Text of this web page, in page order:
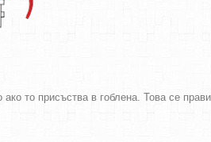
то присъства в гоблена. Това се